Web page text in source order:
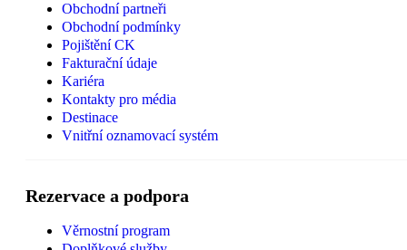
Obchodní partneři
Obchodní podmínky
Pojištění CK
Fakturační údaje
Kariéra
Kontakty pro média
Destinace
Vnitřní oznamovací systém
Rezervace a podpora
Věrnostní program